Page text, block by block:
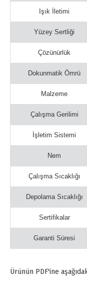
Işık İletimi
Yüzey Sertliği
Çözünürlük
Dokunmatik Ömrü
Malzeme
Çalışma Gerilimi
İşletim Sistemi
Nem
Çalışma Sıcaklığı
Depolama Sıcaklığı
Sertifikalar
Garanti Süresi
Ürünün PDF'ine